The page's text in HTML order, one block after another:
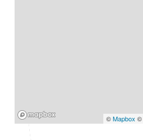
©Mapbox ©